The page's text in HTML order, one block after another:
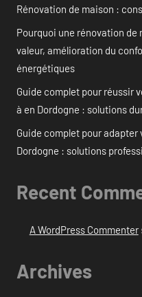
Rénovation de maison :
Pourquoi une rénovation de
valeur, amélioration du
énergétiques
Guide complet pour réussir
à en Dordogne : solutions
Guide complet pour adapter
Dordogne : solutions
Recent
A WordPress Commenter
Archives